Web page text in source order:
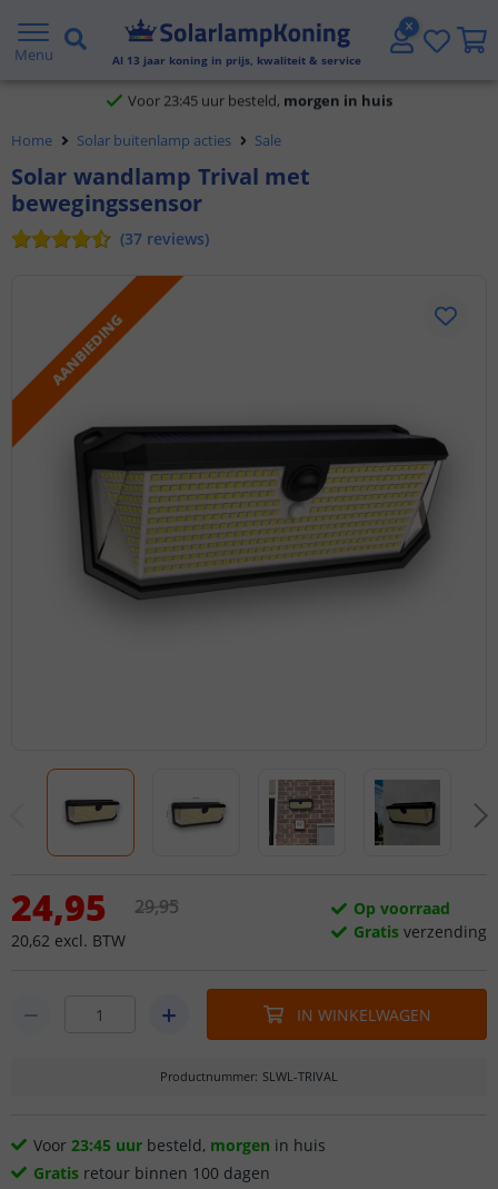
Menu Al 13 jaar koning in prijs, kwaliteit & service
Klantbeoordeling 9.1
Voor 23:45 uur besteld, morgen in huis
Home
Solar buitenlamp acties Sale
Solar wandlamp Trival met
bewegingssensor
(37 reviews)
AANBIEDING
24,95
20,62 excl. BTW
29,95
Op voorraad
Gratis verzending
IN WINKELWAGEN
Productnummer: SLWL-TRIVAL
Voor 23:45 uur besteld, morgen in huis
Gratis retour binnen 100 dagen